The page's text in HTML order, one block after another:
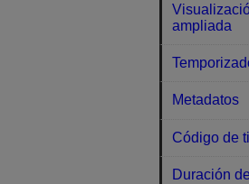
ampliada
Metadatos
Código de
Duración